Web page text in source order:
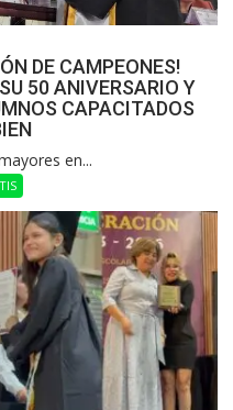
DE CAMPEONES!
50 ANIVERSARIO Y
CAPACITADOS
en...